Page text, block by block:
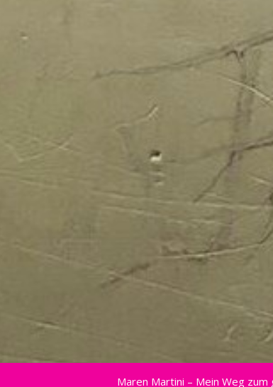
Maren Martini – Mein Weg